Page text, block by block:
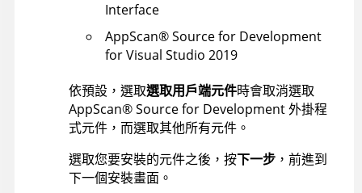
Interface
AppScan®Source for Development
for Visual Studio 2019
依預設，選取選取用戶端元件時會取消選取
AppScan®Source for Development外掛程
式元件，而選取其他所有元件。
選取您要安裝的元件之後，按下一步 ，前進到
下一個安裝畫面。